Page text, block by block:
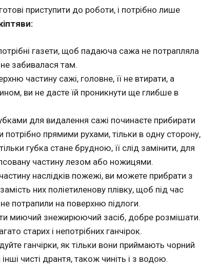
приступити до роботи, і потрібно лише
:
газети, щоб падаюча сажа не потрапляла
не забивалася там.
частину сажі, головне, її не втирати, а
ви не дасте їй проникнути ще глибше в
для видалення сажі починаєте прибирати
прямими рухами, тільки в одну сторону,
губка стане брудною, її слід замінити, для
частину лезом або ножицями.
наслідків пожежі, ви можете прибрати з
них поліетиленову плівку, щоб під час
потрапили на поверхню підлоги.
миючий знежирюючий засіб, добре розмішати.
старих і непотрібних ганчірок.
ганчірки, як тільки вони приймають чорний
чисті дрантя, також чиніть і з водою.